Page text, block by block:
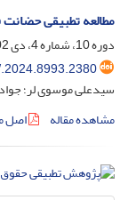
مطالعه تطبیقی حضانت
دوره 10، شماره 4، دی 1402، صفحه
سیدعلی موسوی لر؛
مشاهده مقاله
اصل